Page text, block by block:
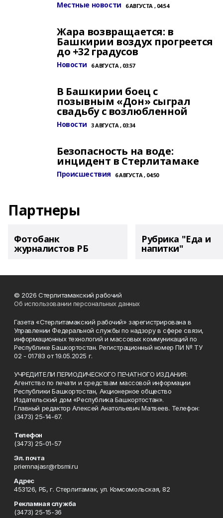
Местные новости 6 АВГУСТА , 04:54
Жара возвращается: в
Башкирии воздух прогреется
до +32 градусов
Новости 6 АВГУСТА , 03:57
В Башкирии боец с
позывным «Дон» сыграл
свадьбу с возлюбленной
Новости 3 АВГУСТА , 03:34
Безопасность на воде:
инцидент в Стерлитамаке
Происшествия 6 АВГУСТА , 04:50
Партнеры
Фотобанк
журналистов РБ
Рубрика "Еда и
напитки"
© 2026 Стерлитамакский рабочий
Об использовании персональных данных
Газета «Стерлитамакский рабочий» зарегистрирована в
Управлении Федеральной службы по надзору в сфере связи,
информационных технологий и массовых коммуникаций по
Республике Башкортостан. Регистрационный номер ПИ № ТУ
02 - 01783 от 19.05.2025 г.
УЧРЕДИТЕЛИ ПЕРИОДИЧЕСКОГО ПЕЧАТНОГО ИЗДАНИЯ:
Агентство по печати и средствам массовой информации
Республики Башкортостан, Акционерное общество
Издательский дом «Республика Башкортостан».
Главный редактор Алексей Анатольевич Матвеев. Телефон:
(3473) 25-14-67.
Телефон
(3473) 25-01-57
Эл. почта
priemnajasr@rbsmi.ru
Адрес
453126, РБ, г. Стерлитамак, ул. Комсомольская, 82
Рекламная служба
(3473) 25-15-36